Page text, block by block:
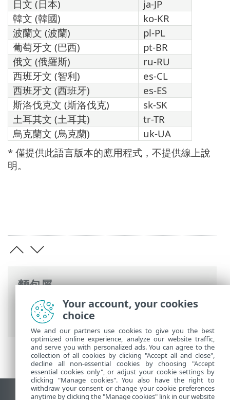
麵包屑
ESET 線上說明>ESET PROTECT On-Prem
安裝> Windows 中的元件安裝
日文 (日本)
ja-JP
韓文 (韓國)
ko-KR
波蘭文 (波蘭)
pl-PL
葡萄牙文 (巴西)
pt-BR
俄文 (俄羅斯)
ru-RU
西班牙文 (智利)
es-CL
西班牙文 (西班牙)
es-ES
斯洛伐克文 (斯洛伐克)
sk-SK
土耳其文 (土耳其)
tr-TR
烏克蘭文 (烏克蘭)
uk-UA
* 僅提供此語言版本的應用程式，不提供線上說
明。
Your account, your cookies
choice
We and our partners use cookies to give you the best
optimized online experience, analyze our website traffic,
and serve you with personalized ads. You can agree to the
collection of all cookies by clicking "Accept all and close",
decline all non-essential cookies by choosing "Accept
essential cookies only", or adjust your cookie settings by
clicking "Manage cookies". You also have the right to
withdraw your consent or change your cookie preferences
anytime by clicking the "Manage cookies" link in our website